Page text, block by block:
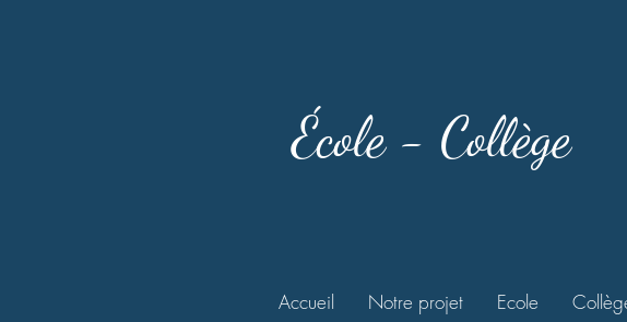
École - Collège
Accueil Notre projet Ecole